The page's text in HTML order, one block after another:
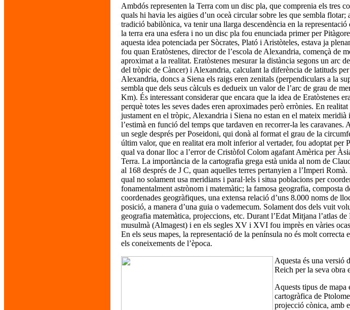
Ambdós representen la Terra com un disc pla, que comprenia els tres
quals hi havia les aigües d’un oceà circular sobre les que sembla
tradició babilònica, va tenir una llarga descendència en la
la terra era una esfera i no un disc pla fou enunciada primer per
aquesta idea potenciada per Sòcrates, Plató i Aristòteles, estava ja
fou quan Eratòstenes, director de l’escola de Alexandria, començà de
aproximat a la realitat. Eratòstenes mesurar la distància segons un arc
del tròpic de Càncer) i Alexandria, calculant la diferència de latituds
Alexandria, doncs a Siena els raigs eren zenitals (perpendiculars a la
sembla que dels seus càlculs es dedueix un valor de l’arc de grau de
Km). És interessant considerar que encara que la idea de Eratòstenes
perquè totes les seves dades eren aproximades però errònies. En
justament en el tròpic, Alexandria i Siena no estan en el mateix meridià
l’estimà en funció del temps que tardaven en recorrer-la les caravanes.
un segle després per Poseidoni, qui donà al format el grau de la
últim valor, que en realitat era molt inferior al vertader, fou adoptat per
qual va donar lloc a l’error de Cristòfol Colom agafant Amèrica per
Terra. La importància de la cartografia grega està unida al nom de
al 168 després de J C, quan aquelles terres pertanyien a l’Imperi
qual no solament usa meridians i paral·lels i situa poblacions per
fonamentalment astrònom i matemàtic; la famosa geografia, composta
coordenades geogràfiques, una extensa relació d’uns 8.000 noms de
posició, a manera d’una guia o vademecum. Solament dos dels vuit
geografia matemàtica, projeccions, etc. Durant l’Edat Mitjana l’atlas
musulmà (Almagest) i en els segles XV i XVI fou imprès en vàries
En els seus mapes, la representació de la península no és molt
els coneixements de l’època.
Aquesta és una versió
Reich per la seva obra
Aquests tipus de mapa
cartogràfica de
projecció cònica, amb